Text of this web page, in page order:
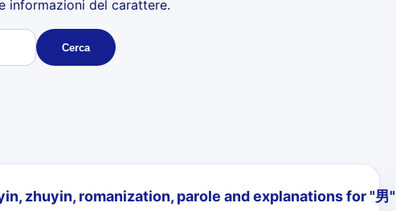
informazioni del carattere.
Cerca
zhuyin, romanization, parole and explanations for "男"